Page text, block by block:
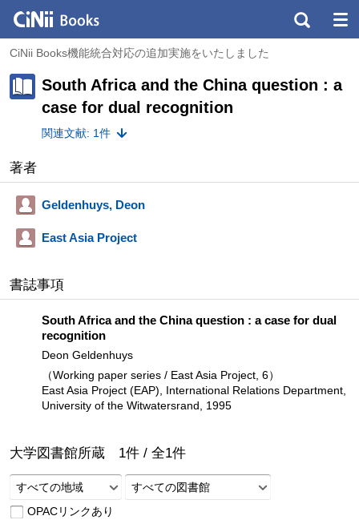
CiNii Books機能統合対応の追加実施をいたしました
South Africa and the China question : a
case for dual recognition
関連文献: 1件
著者
Geldenhuys, Deon
East Asia Project
書誌事項
South Africa and the China question : a case for dual
recognition
Deon Geldenhuys
（Working paper series / East Asia Project, 6）
East Asia Project (EAP), International Relations Department,
University of the Witwatersrand, 1995
大学図書館所蔵 1件 / 全1件
すべての地域
すべての図書館
OPACリンクあり